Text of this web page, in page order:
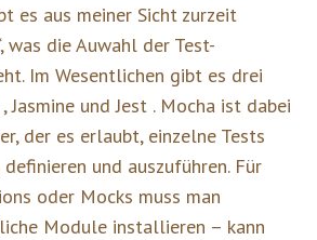
es aus meiner Sicht zurzeit
was die Auwahl der Test-
Im Wesentlichen gibt es drei
Jasmine und Jest . Mocha ist dabei
der es erlaubt, einzelne Tests
und auszuführen. Für
oder Mocks muss man
Module installieren – kann